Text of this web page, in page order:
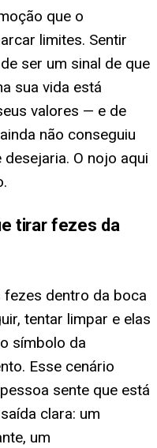
que o
limites. Sentir
ser um sinal de que
sua vida está
valores — e de
não conseguiu
O nojo aqui
tirar fezes da
dentro da boca
tentar limpar e elas
símbolo da
Esse cenário
sente que está
clara: um
um